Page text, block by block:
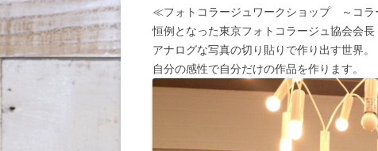
≪フォトコラージュワークショップ ～コ
恒例となった東京フォトコラージュ協会会長
アナログな写真の切り貼りで作り出す世界。
自分の感性で自分だけの作品を作ります。